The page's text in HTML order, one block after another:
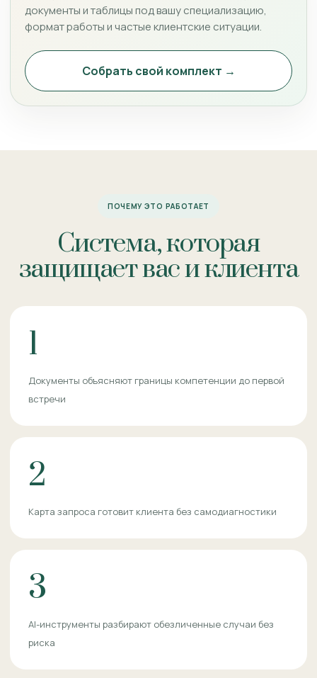
документы и таблицы под вашу специализацию,
формат работы и частые клиентские ситуации.
Собрать свой комплект →
ПОЧЕМУ ЭТО РАБОТАЕТ
Система, которая
защищает вас и клиента
1
Документы объясняют границы компетенции до первой
встречи
2
Карта запроса готовит клиента без самодиагностики
3
AI-инструменты разбирают обезличенные случаи без
риска